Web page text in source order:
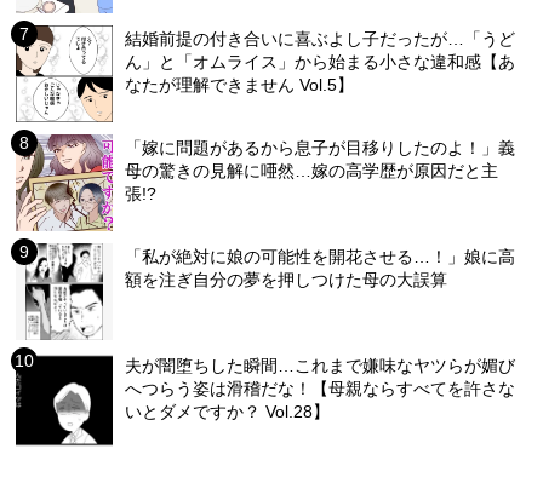
結婚前提の付き合いに喜ぶよし子だったが…「うど
ん」と「オムライス」から始まる小さな違和感【あ
なたが理解できません Vol.5】
「嫁に問題があるから息子が目移りしたのよ！」義
母の驚きの見解に唖然…嫁の高学歴が原因だと主
張!?
「私が絶対に娘の可能性を開花させる…！」娘に高
額を注ぎ自分の夢を押しつけた母の大誤算
夫が闇堕ちした瞬間…これまで嫌味なヤツらが媚び
へつらう姿は滑稽だな！【母親ならすべてを許さな
いとダメですか？ Vol.28】